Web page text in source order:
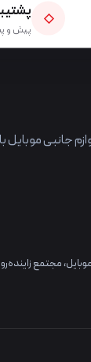
◇
پیش و
جانبی موبایل
مجتمع